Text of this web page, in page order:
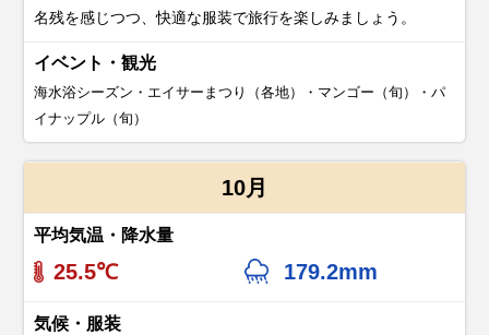
名残を感じつつ、快適な服装で旅行を楽しみましょう。
イベント・観光
海水浴シーズン・エイサーまつり（各地）・マンゴー（旬）・パ
イナップル（旬）
10月
平均気温・降水量
25.5℃ 179.2mm
気候・服装